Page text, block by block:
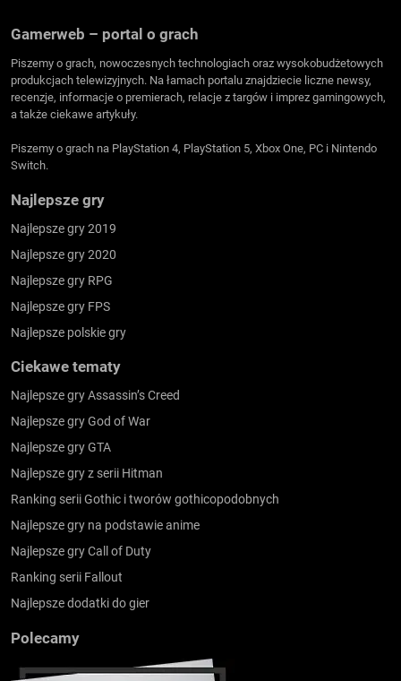
Gamerweb – portal o grach
Piszemy o grach, nowoczesnych technologiach oraz wysokobudżetowych
produkcjach telewizyjnych. Na łamach portalu znajdziecie liczne newsy,
recenzje, informacje o premierach, relacje z targów i imprez gamingowych,
a także ciekawe artykuły.
Piszemy o grach na PlayStation 4, PlayStation 5, Xbox One, PC i Nintendo
Switch.
Najlepsze gry
Najlepsze gry 2019
Najlepsze gry 2020
Najlepsze gry RPG
Najlepsze gry FPS
Najlepsze polskie gry
Ciekawe tematy
Najlepsze gry Assassin’s Creed
Najlepsze gry God of War
Najlepsze gry GTA
Najlepsze gry z serii Hitman
Ranking serii Gothic i tworów gothicopodobnych
Najlepsze gry na podstawie anime
Najlepsze gry Call of Duty
Ranking serii Fallout
Najlepsze dodatki do gier
Polecamy